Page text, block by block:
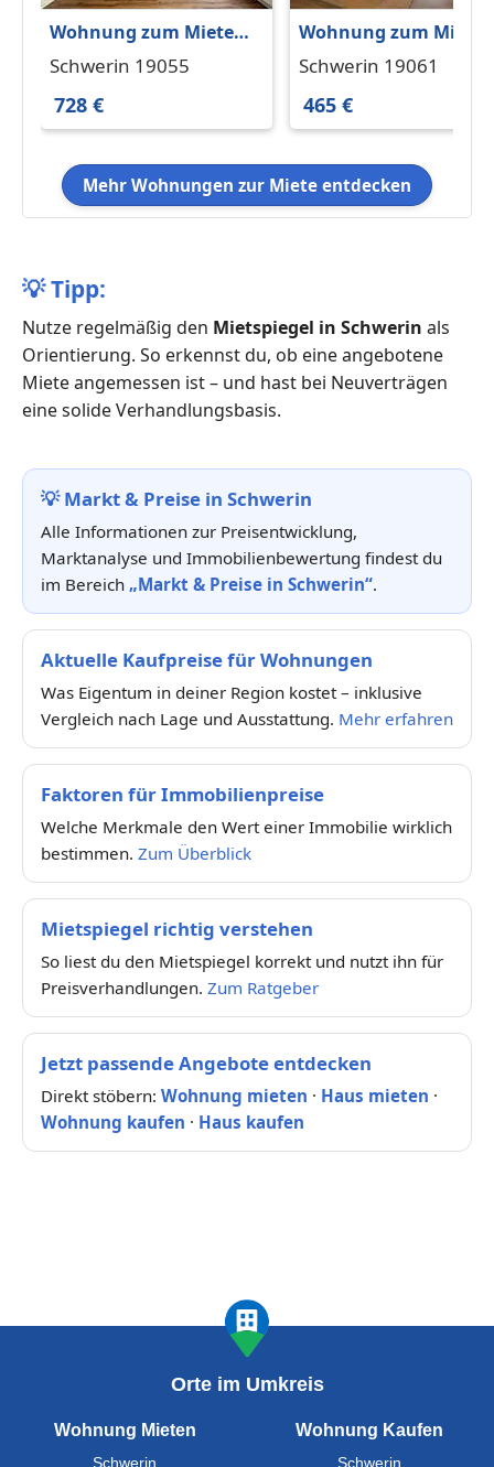
Wohnung zum Mieten
in Schwerin 728 € 56 m²
Schwerin 19055
728 €
Wohnung zum Mieten
in Schwerin 465 € 46.8
Schwerin 19061
465 €
Mehr Wohnungen zur Miete entdecken
💡Tipp:
Nutze regelmäßig den Mietspiegel in Schwerin als
Orientierung. So erkennst du, ob eine angebotene
Miete angemessen ist – und hast bei Neuverträgen
eine solide Verhandlungsbasis.
💡Markt & Preise in Schwerin
Alle Informationen zur Preisentwicklung,
Marktanalyse und Immobilienbewertung findest du
im Bereich „Markt & Preise in Schwerin“.
Aktuelle Kaufpreise für Wohnungen
Was Eigentum in deiner Region kostet – inklusive
Vergleich nach Lage und Ausstattung. Mehr erfahren
Faktoren für Immobilienpreise
Welche Merkmale den Wert einer Immobilie wirklich
bestimmen. Zum Überblick
Mietspiegel richtig verstehen
So liest du den Mietspiegel korrekt und nutzt ihn für
Preisverhandlungen. Zum Ratgeber
Jetzt passende Angebote entdecken
Direkt stöbern: Wohnung mieten · Haus mieten ·
Wohnung kaufen · Haus kaufen
Orte im Umkreis
Wohnung Mieten
Schwerin
Wohnung Kaufen
Schwerin